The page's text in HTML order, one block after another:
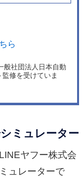
ら
般社団法人日本自動
修を受けていま
ミュレーター
ヤフー株式会
ュレーターで